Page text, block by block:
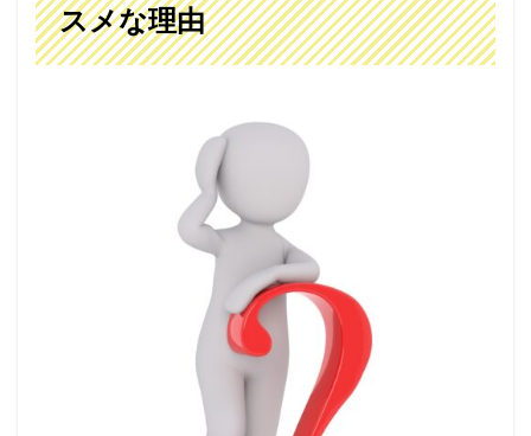
スメな理由